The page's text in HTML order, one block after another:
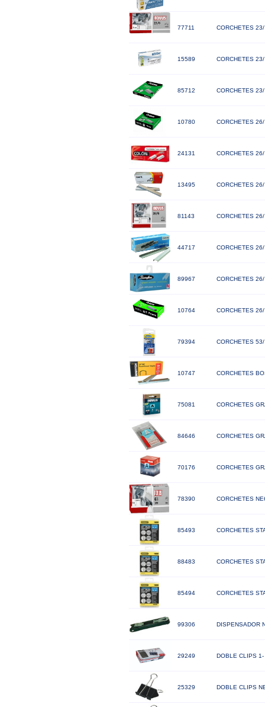
77711 CORCHETES
15589 CORCHETES
85712 CORCHETES
10780 CORCHETES
24131 CORCHETES
13495 CORCHETES
81143 CORCHETES
44717 CORCHETES
89967 CORCHETES
10764 CORCHETES
79394 CORCHETES
10747 CORCHETES
75081 CORCHETES
84646 CORCHETES
70176 CORCHETES
78390 CORCHETES
85493 CORCHETES
88483 CORCHETES
85494 CORCHETES
99306 DISPENSADOR
29249 DOBLE CLIPS
25329 DOBLE CLIPS